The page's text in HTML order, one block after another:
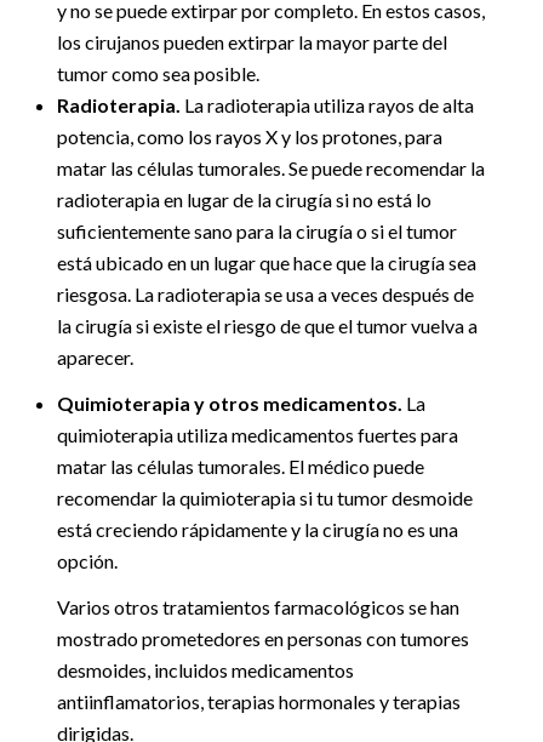
y no se puede extirpar por completo. En estos casos,
los cirujanos pueden extirpar la mayor parte del
tumor como sea posible.
Radioterapia. La radioterapia utiliza rayos de alta
potencia, como los rayos X y los protones, para
matar las células tumorales. Se puede recomendar la
radioterapia en lugar de la cirugía si no está lo
suficientemente sano para la cirugía o si el tumor
está ubicado en un lugar que hace que la cirugía sea
riesgosa. La radioterapia se usa a veces después de
la cirugía si existe el riesgo de que el tumor vuelva a
aparecer.
Quimioterapia y otros medicamentos. La
quimioterapia utiliza medicamentos fuertes para
matar las células tumorales. El médico puede
recomendar la quimioterapia si tu tumor desmoide
está creciendo rápidamente y la cirugía no es una
opción.
Varios otros tratamientos farmacológicos se han
mostrado prometedores en personas con tumores
desmoides, incluidos medicamentos
antiinflamatorios, terapias hormonales y terapias
dirigidas.